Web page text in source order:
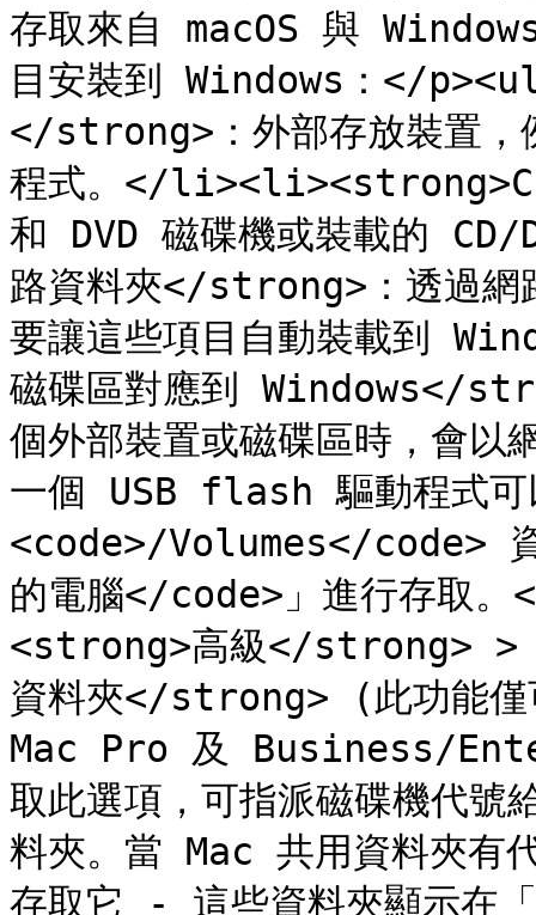
存取來自 macOS 與
目安裝到 Windows：</
</strong>：外部存放裝置
程式。</
和 DVD 磁碟機或裝載的
路資料夾</strong>：透過
要讓這些項目自動裝載到
磁碟區對應到 Windows</
個外部裝置或磁碟區時，會
一個 USB flash 驅動程式可
<code>/Volumes</code>
的電腦</code>」進行存
<strong>高級</strong> >
資料夾</strong> (此功能
Mac Pro 及 Business/
取此選項，可指派磁碟機代
料夾。當 Mac 共用資料夾有
存取它 - 這些資料夾顯示在